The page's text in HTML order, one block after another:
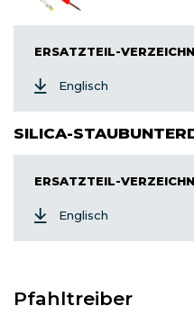
ERSATZTEIL-
Englisch
SILICA-
ERSATZTEIL-
Englisch
Pfahltreiber